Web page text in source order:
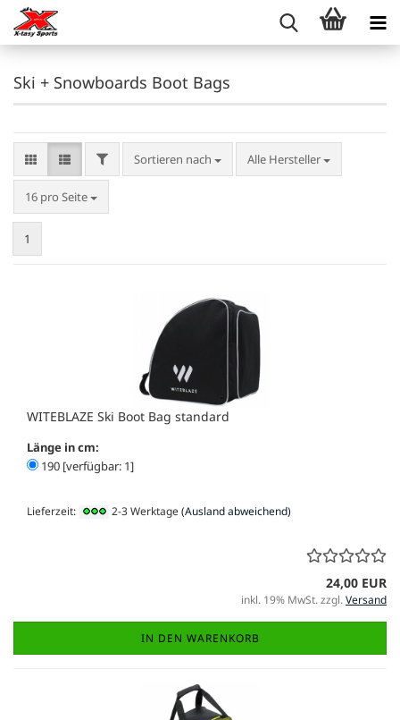
Ski + Snowboards Boot Bags
FILTERSortieren nach
Sortieren nach Alle Hersteller
16 pro Seite
pro Seite
1
WITEBLAZE Ski Boot Bag standard
Länge in cm:
190 [verfügbar: 1]
Lieferzeit: 2-3 Werktage(Ausland abweichend)
24,00 EUR
inkl. 19% MwSt. zzgl.Versand
IN DEN WARENKORB